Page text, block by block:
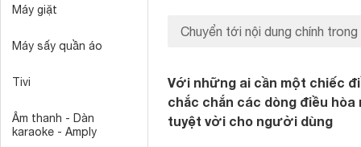
Máy giặt
Máy sấy quần áo
Tivi
Âm thanh - Dàn
karaoke - Amply
Chuyển tới nội dung chính trong
Với những ai cần một chiếc
chắc chắn các dòng điều
tuyệt vời cho người dùng